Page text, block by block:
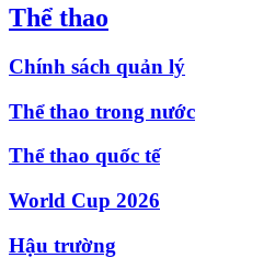
Thể thao
Chính sách quản lý
Thể thao trong nước
Thể thao quốc tế
World Cup 2026
Hậu trường